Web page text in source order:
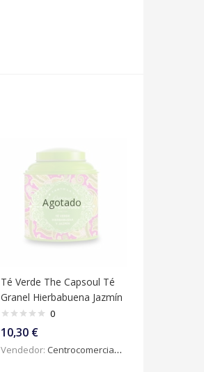
Agotado
Té Verde The Capsoul Té
Granel Hierbabuena Jazmín
0
10,30 €
Vendedor: Centrocomercialdigital